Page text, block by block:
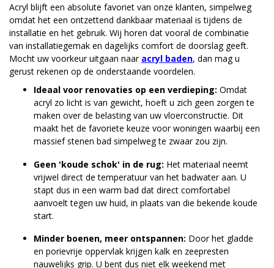
Acryl blijft een absolute favoriet van onze klanten, simpelweg
omdat het een ontzettend dankbaar materiaal is tijdens de
installatie en het gebruik. Wij horen dat vooral de combinatie
van installatiegemak en dagelijks comfort de doorslag geeft.
Mocht uw voorkeur uitgaan naar acryl baden, dan mag u
gerust rekenen op de onderstaande voordelen.
Ideaal voor renovaties op een verdieping: Omdat
acryl zo licht is van gewicht, hoeft u zich geen zorgen te
maken over de belasting van uw vloerconstructie. Dit
maakt het de favoriete keuze voor woningen waarbij een
massief stenen bad simpelweg te zwaar zou zijn.
Geen 'koude schok' in de rug: Het materiaal neemt
vrijwel direct de temperatuur van het badwater aan. U
stapt dus in een warm bad dat direct comfortabel
aanvoelt tegen uw huid, in plaats van die bekende koude
start.
Minder boenen, meer ontspannen: Door het gladde
en porievrije oppervlak krijgen kalk en zeepresten
nauwelijks grip. U bent dus niet elk weekend met